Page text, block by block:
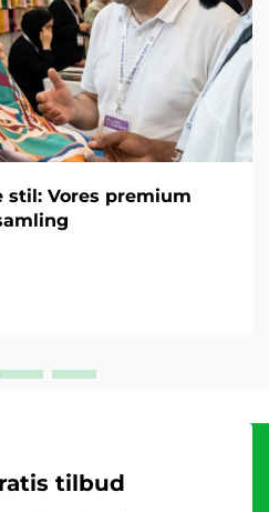
stil: Vores premium
tilbud